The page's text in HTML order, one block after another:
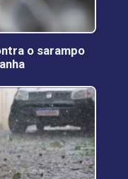
o sarampo